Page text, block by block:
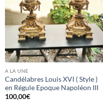
A LA UNE
Candélabres Louis XVI ( Style )
en Régule Epoque Napoléon III
100,00€